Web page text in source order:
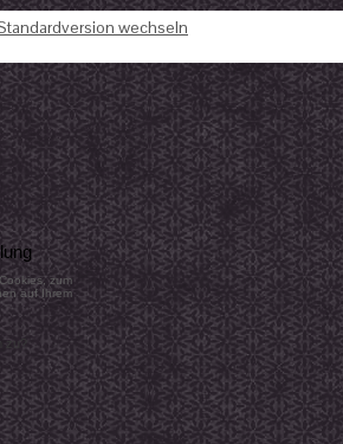
wechseln
zum
auf Ihrem